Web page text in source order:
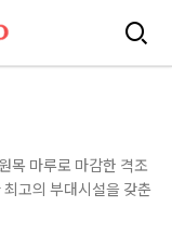
목 마루로 마감한 격조
고의 부대시설을 갖춘